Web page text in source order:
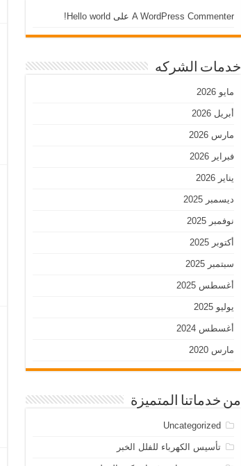
A WordPress Commenter على Hello world!
خدمات الشركه
مايو 2026
أبريل 2026
مارس 2026
فبراير 2026
يناير 2026
ديسمبر 2025
نوفمبر 2025
أكتوبر 2025
سبتمبر 2025
أغسطس 2025
يوليو 2025
أغسطس 2024
مارس 2020
من خدماتنا المتميزة
Uncategorized
تأسيس الكهرباء للفلل الخبر